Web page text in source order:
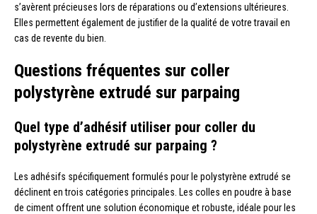
s’avèrent précieuses lors de réparations ou d’extensions ultérieures.
Elles permettent également de justifier de la qualité de votre travail en
cas de revente du bien.
Questions fréquentes sur coller
polystyrène extrudé sur parpaing
Quel type d’adhésif utiliser pour coller du
polystyrène extrudé sur parpaing ?
Les adhésifs spécifiquement formulés pour le polystyrène extrudé se
déclinent en trois catégories principales. Les colles en poudre à base
de ciment offrent une solution économique et robuste, idéale pour les